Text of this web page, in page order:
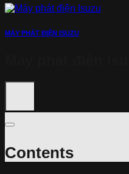
MÁY PHÁT ĐIỆN ISUZU
Contents